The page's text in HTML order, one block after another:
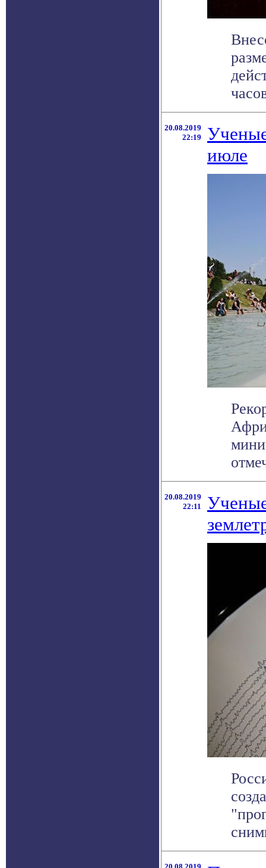
20.08.2019
22:19
июле
20.08.2019
22:11